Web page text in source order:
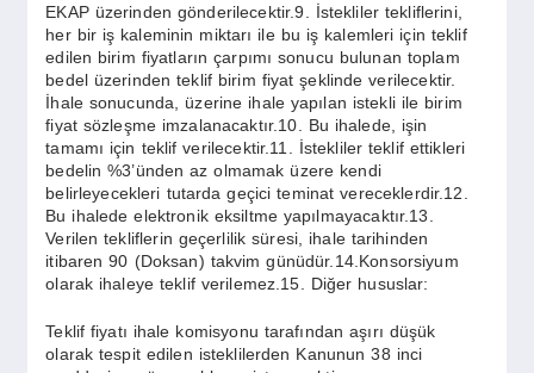
EKAP üzerinden gönderilecektir.9. İstekliler tekliflerini,
her bir iş kaleminin miktarı ile bu iş kalemleri için teklif
edilen birim fiyatların çarpımı sonucu bulunan toplam
bedel üzerinden teklif birim fiyat şeklinde verilecektir.
İhale sonucunda, üzerine ihale yapılan istekli ile birim
fiyat sözleşme imzalanacaktır.10. Bu ihalede, işin
tamamı için teklif verilecektir.11. İstekliler teklif ettikleri
bedelin %3’ünden az olmamak üzere kendi
belirleyecekleri tutarda geçici teminat vereceklerdir.12.
Bu ihalede elektronik eksiltme yapılmayacaktır.13.
Verilen tekliflerin geçerlilik süresi, ihale tarihinden
itibaren 90 (Doksan) takvim günüdür.14.Konsorsiyum
olarak ihaleye teklif verilemez.15. Diğer hususlar:
Teklif fiyatı ihale komisyonu tarafından aşırı düşük
olarak tespit edilen isteklilerden Kanunun 38 inci